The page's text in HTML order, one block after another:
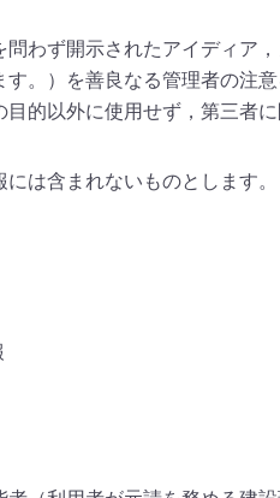
わず開示されたアイディア
。）を善良なる管理者の注意
的以外に使用せず，第三者に
は含まれないものとします。